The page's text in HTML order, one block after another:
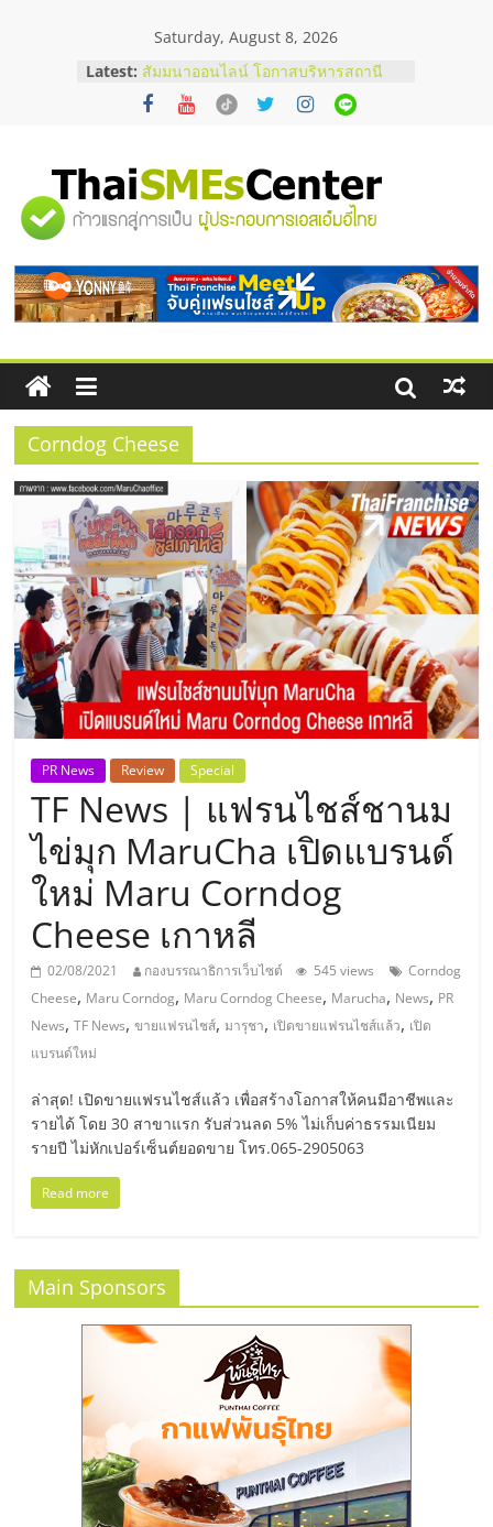
Saturday, August 8, 2026
Latest: สัมมนาออนไลน์ โอกาสบริหารสถานี
บริการน้ำมัน Shell
สัมมนาลงทุน แฟรนไชส์ยอนนี่
ร้านเครื่องเสียงคุณภาพสูง พร้อม
โซลูชันระบบภาพและเสียง
บริษัท Cybersecurity ในไทยที่ไหนดี?
โจทย์ธุรกิจ
อยากหาเงินทุน เพิ่มสภาพคล่องให้ธุรกิจ
เริ่มยังไงให้ผ่านฉลุย
"ศูนย์
รวม
ข้อมูล
ธุรกิจ
SME
แห่ง
ประเทศไทย,
ThaiSMEsCenter,
รวม
ธุรกิจ
เอ
ส
เอ็
มอี
ไทย,
SMEs,
แฟ
ไชส์,
ปรึกษา
แฟ
Corndog Cheese
PR News Review Special
TF News | แฟรนไชส์ชานม
ไข่มุก MaruCha เปิดแบรนด์
ใหม่ Maru Corndog
Cheese เกาหลี
02/08/2021 กองบรรณาธิการเว็บไซต์ 545 views
Corndog
Cheese, Maru Corndog, Maru Corndog Cheese, Marucha, News, PR
News,TF News,ขายแฟรนไชส์,มารุชา, เปิดขายแฟรนไชส์แล้ว, เปิด
แบรนด์ใหม่
ล่าสุด! เปิดขายแฟรนไชส์แล้ว เพื่อสร้างโอกาสให้คนมีอาชีพและ
รายได้ โดย 30 สาขาแรก รับส่วนลด 5% ไม่เก็บค่าธรรมเนียม
รายปี ไม่หักเปอร์เซ็นต์ยอดขาย โทร.065-2905063
Read more
Main Sponsors